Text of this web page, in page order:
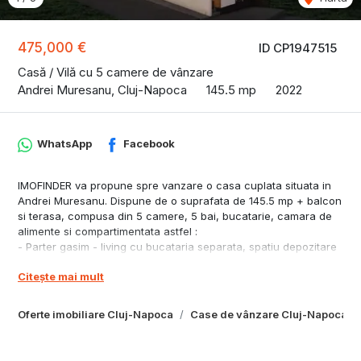
ID CP1947515
475,000 €
Casă / Vilă cu 5 camere de vânzare
Andrei Muresanu, Cluj-Napoca
145.5 mp 2022
Oferte imobiliare Cluj-Napoca Case de vânzare Cluj-Napoca
WhatsApp Facebook
IMOFINDER va propune spre vanzare o casa cuplata situata in
Andrei Muresanu. Dispune de o suprafata de 145.5 mp + balcon
si terasa, compusa din 5 camere, 5 bai, bucatarie, camara de
alimente si compartimentata astfel :
- Parter gasim - living cu bucataria separata, spatiu depozitare
- la etaj avem 2 dormitoare si 2 bai.
Proprietatea se vinde la stadiul semifinisatcu incalzire in
Citește mai mult